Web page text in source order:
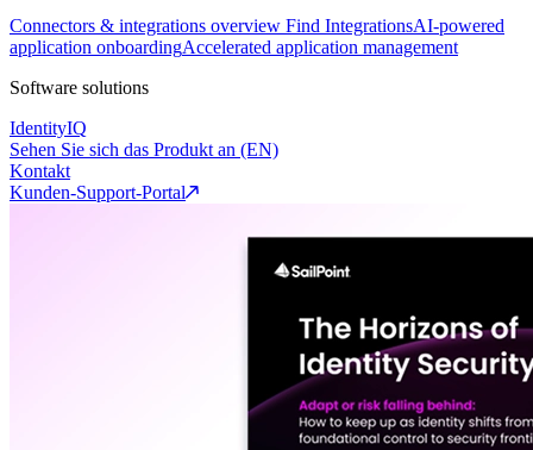
Connectors & integrations overview Find IntegrationsAI-powered
application onboardingAccelerated application management
Software solutions
IdentityIQ
Sehen Sie sich das Produkt an (EN)
Kontakt
Kunden-Support-Portal